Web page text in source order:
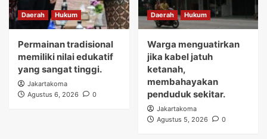
Daerah Hukum
Permainan tradisional
memiliki nilai edukatif
yang sangat tinggi.
Jakartakoma
Agustus 6, 2026
0
Daerah Hukum
Warga menguatirkan
jika kabel jatuh
ketanah,
membahayakan
penduduk sekitar.
Jakartakoma
Agustus 5, 2026
0